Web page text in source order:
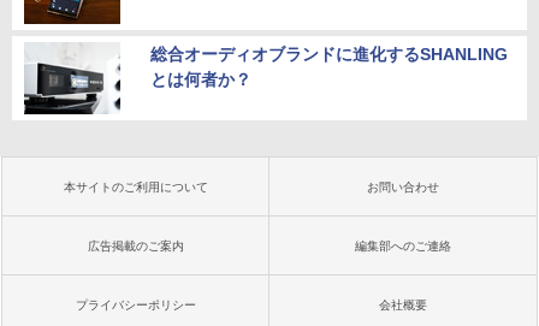
総合オーディオブランドに進化するSHANLING
とは何者か？
本サイトのご利用について お問い合わせ
広告掲載のご案内 編集部へのご連絡
プライバシーポリシー 会社概要